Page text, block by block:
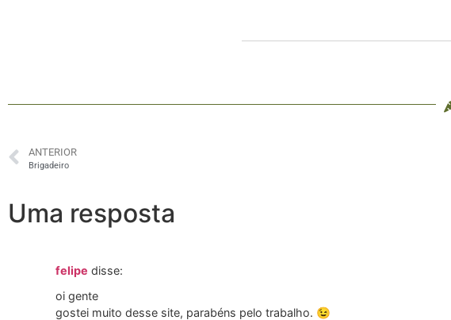
ANTERIOR
Brigadeiro
Uma resposta
felipe disse:
oi gente
gostei muito desse site, parabéns pelo trabalho. 😉